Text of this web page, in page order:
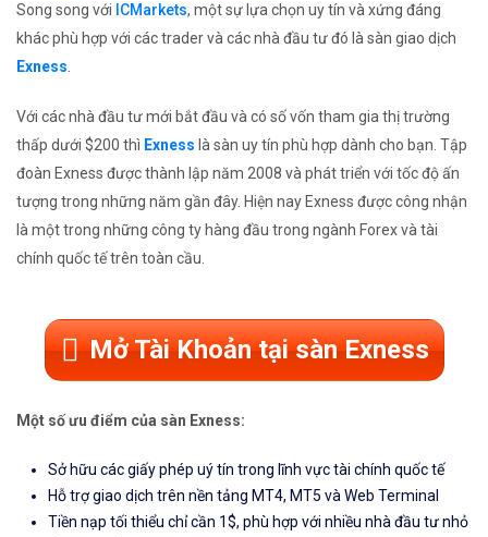
Song song với ICMarkets, một sự lựa chọn uy tín và xứng đáng
khác phù hợp với các trader và các nhà đầu tư đó là sàn giao dịch
Exness.
Với các nhà đầu tư mới bắt đầu và có số vốn tham gia thị trường
thấp dưới $200 thì Exness là sàn uy tín phù hợp dành cho bạn. Tập
đoàn Exness được thành lập năm 2008 và phát triển với tốc độ ấn
tượng trong những năm gần đây. Hiện nay Exness được công nhận
là một trong những công ty hàng đầu trong ngành Forex và tài
chính quốc tế trên toàn cầu.
Mở Tài Khoản tại sàn Exness
Một số ưu điểm của sàn Exness:
Sở hữu các giấy phép uý tín trong lĩnh vực tài chính quốc tế
Hỗ trợ giao dịch trên nền tảng MT4, MT5 và Web Terminal
Tiền nạp tối thiểu chỉ cần 1$, phù hợp với nhiều nhà đầu tư nhỏ